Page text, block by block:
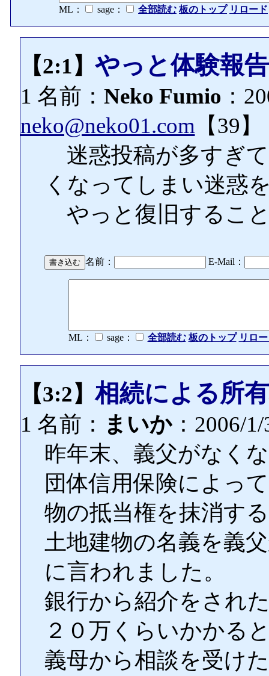
ML： sage： 全部読む 板のトップ リロード
【2:1】 やっと体験報
1 名前： Neko Fumio ：
neko@neko01.com 【39】
迷惑投稿が多すぎ
くなってしまい迷惑
やっと復旧するこ
名前： E-Mail：
ML： sage： 全部読む 板のトップ リロ
【3:2】相続による所
1 名前： まいか：2006/1/
昨年末、義父がなく
団体信用保険によっ
物の抵当権を抹消す
土地建物の名義を義
に言われました。
銀行から紹介をされ
２０万くらいかかる
義母から相談を受け